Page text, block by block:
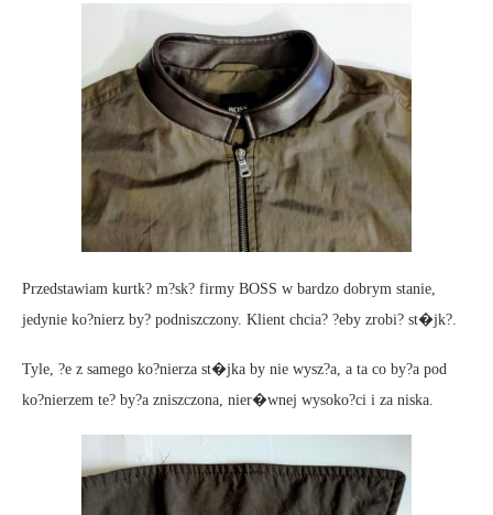
Przedstawiam kurtk? m?sk? firmy BOSS w bardzo dobrym stanie,
jedynie ko?nierz by? podniszczony. Klient chcia? ?eby zrobi? st�jk?.
Tyle, ?e z samego ko?nierza st�jka by nie wysz?a, a ta co by?a pod
ko?nierzem te? by?a zniszczona, nier�wnej wysoko?ci i za niska.